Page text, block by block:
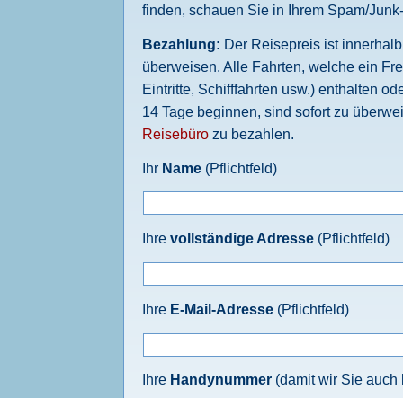
finden, schauen Sie in Ihrem Spam/
Bezahlung: Der Reisepreis ist
überweisen. Alle Fahrten, welche ein
Eintritte, Schifffahrten usw.) enthalten
14 Tage beginnen, sind sofort zu
Reisebüro zu bezahlen.
Ihr Name (Pflichtfeld)
Ihre vollständige Adresse (Pflichtfeld)
Ihre E-Mail-Adresse (Pflichtfeld)
Ihre Handynummer (damit wir Sie auch